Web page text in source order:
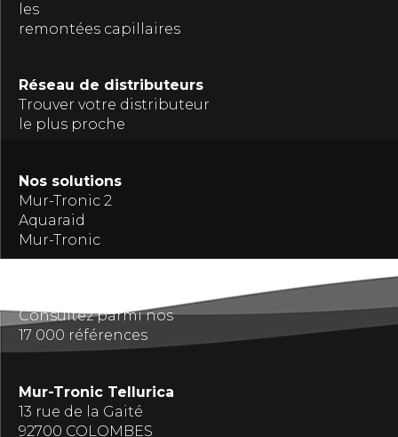
les
remontées capillaires
Réseau de distributeurs
Trouver votre distributeur
le plus proche
Nos solutions
Mur-Tronic 2
Aquaraid
Mur-Tronic
Consultez parmi nos
17 000 références
Mur-Tronic Tellurica
13 rue de la Gaité
92700 COLOMBES